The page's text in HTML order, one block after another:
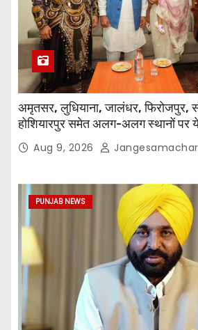
अमृतसर, लुधियाना, जालंधर, फिरोजपुर,
होशियारपुर समेत अलग-अलग स्थानों पर
मान Aug 9, 2026 Jangesamachar
PUNJAB NEWS